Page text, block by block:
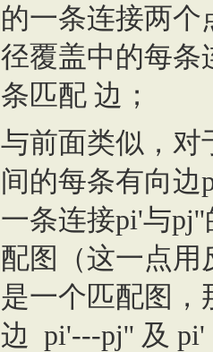
的一条连接两个
径覆盖中的每条
条匹配 边；
与前面类似，对
间的每条有向
一条连接pi'与
配图（这一点用
是一个匹配图，
边 pi'---pj'' 及